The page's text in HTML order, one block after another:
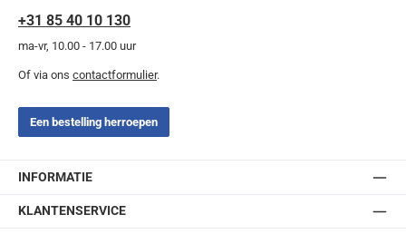
+31 85 40 10 130
ma-vr, 10.00 - 17.00 uur
Of via ons contactformulier.
Een bestelling herroepen
INFORMATIE
KLANTENSERVICE